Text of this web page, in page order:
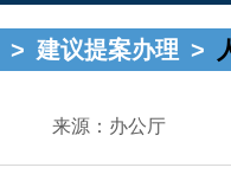
> 建议提案办理 >
来源：办公厅